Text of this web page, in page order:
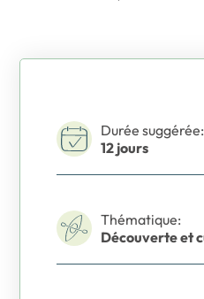
Durée suggérée:
12 jours
Thématique:
Découverte et